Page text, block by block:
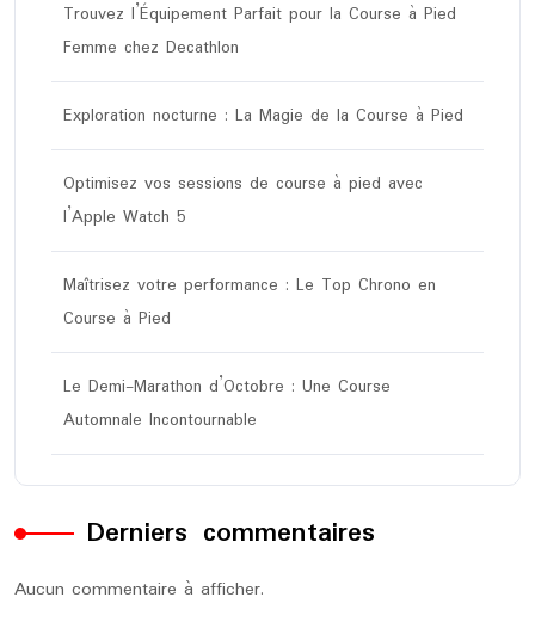
Trouvez l’Équipement Parfait pour la Course à Pied
Femme chez Decathlon
Exploration nocturne : La Magie de la Course à Pied
Optimisez vos sessions de course à pied avec
l’Apple Watch 5
Maîtrisez votre performance : Le Top Chrono en
Course à Pied
Le Demi-Marathon d’Octobre : Une Course
Automnale Incontournable
Derniers commentaires
Aucun commentaire à afficher.